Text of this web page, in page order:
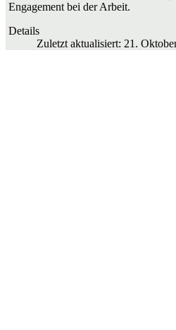
Engagement bei der Arbeit.
Details
Zuletzt aktualisiert: 21.